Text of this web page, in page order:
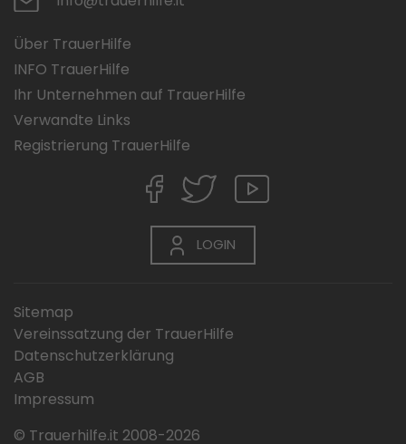
Über TrauerHilfe
INFO TrauerHilfe
Ihr Unternehmen auf TrauerHilfe
Verwandte Links
Registrierung TrauerHilfe
LOGIN
Sitemap
Vereinssatzung der TrauerHilfe
Datenschutzerklärung
AGB
Impressum
© Trauerhilfe.it 2008-2026